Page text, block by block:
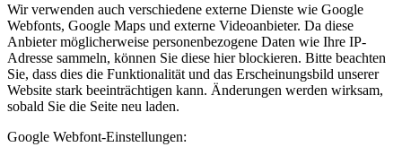
Wir verwenden auch verschiedene externe Dienste wie Google
Webfonts, Google Maps und externe Videoanbieter. Da diese
Anbieter möglicherweise personenbezogene Daten wie Ihre IP-
Adresse sammeln, können Sie diese hier blockieren. Bitte beachten
Sie, dass dies die Funktionalität und das Erscheinungsbild unserer
Website stark beeinträchtigen kann. Änderungen werden wirksam,
sobald Sie die Seite neu laden.
Google Webfont-Einstellungen: